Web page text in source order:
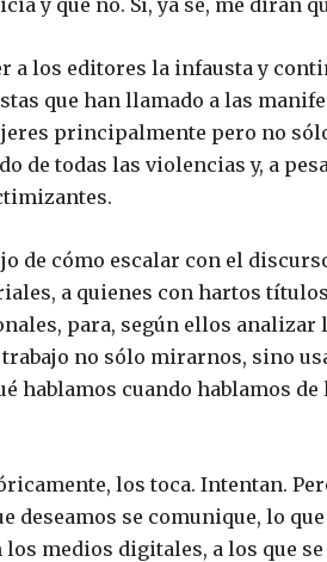
a los editores la infausta y
que han llamado a las
principalmente pero no
de todas las violencias y, a
de cómo escalar con el
a quienes con hartos
para, según ellos analizar
no sólo mirarnos, sino
hablamos cuando hablamos
los toca. Intentan.
deseamos se comunique, lo
medios digitales, a los que